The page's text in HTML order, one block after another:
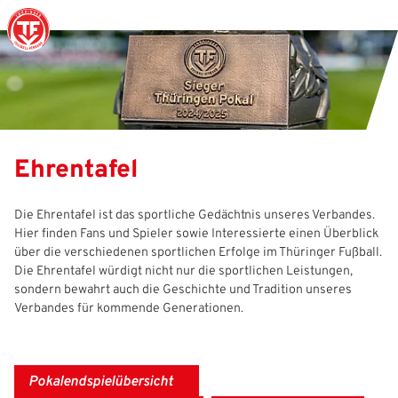
Ehrentafel
Die Ehrentafel ist das sportliche Gedächtnis unseres Verbandes.
Hier finden Fans und Spieler sowie Interessierte einen Überblick
über die verschiedenen sportlichen Erfolge im Thüringer Fußball.
Die Ehrentafel würdigt nicht nur die sportlichen Leistungen,
sondern bewahrt auch die Geschichte und Tradition unseres
Verbandes für kommende Generationen.
Pokalendspielübersicht
Amtliches
Chronik
Ehrentafel
Karriere
Mitgliedschaft
Frauen
Junioren
Juniorinnen
Kinderfußball
Schiedsrichter
Auswahlteams
Stützpunkte
Schiedsrichter
Veranstaltungskalender
DFB-Mobil
Ehrenamt
Vielfalt
Fair Play
Inklusion
Schule und Kita
Termine
DFBnet
Passwesen
Vereinsangebote
Downloads